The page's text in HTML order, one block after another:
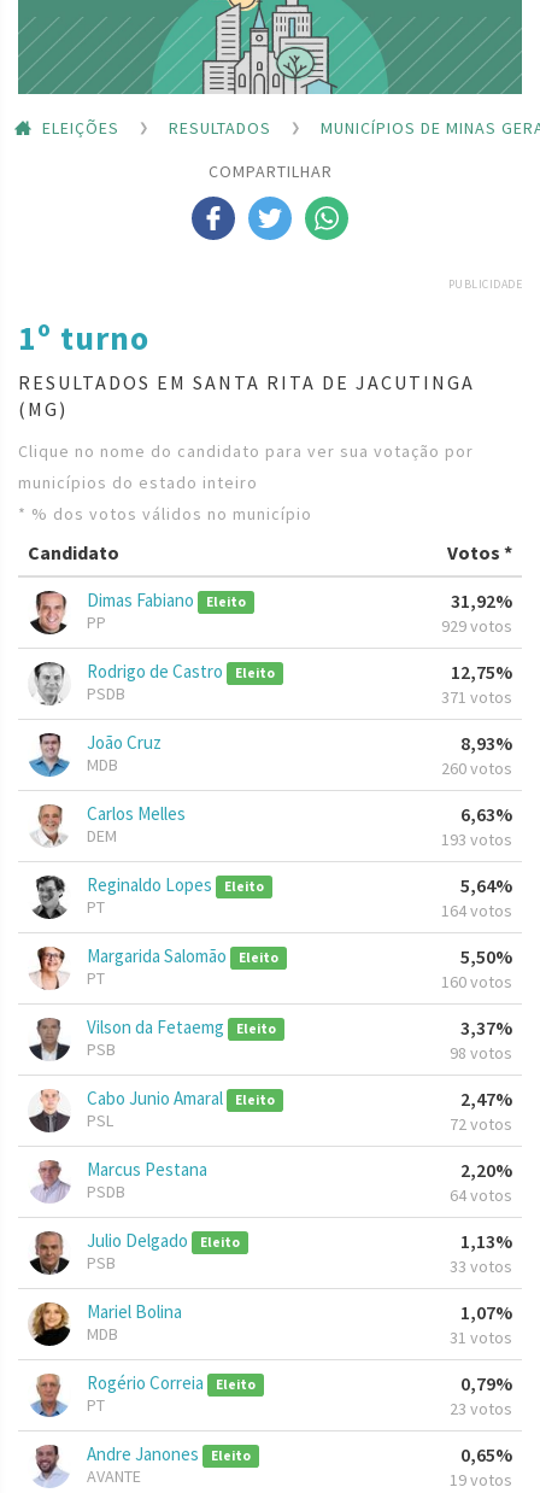
ELEIÇÕES RESULTADOS
MUNICÍPIOS DE MINAS
COMPARTILHAR
PUBLICIDADE
1º turno
RESULTADOS EM SANTA RITA DE JACUTINGA
(MG)
Clique no nome do candidato para ver sua votação por
municípios do estado inteiro
* % dos votos válidos no município
Candidato Votos *
Dimas Fabiano Eleito
PP
31,92%
929 votos
Rodrigo de Castro Eleito
PSDB
12,75%
371 votos
João Cruz
MDB
8,93%
260 votos
Carlos Melles
DEM
6,63%
193 votos
Reginaldo Lopes Eleito
PT
5,64%
164 votos
Margarida Salomão Eleito
PT
5,50%
160 votos
Vilson da Fetaemg Eleito
PSB
3,37%
98 votos
Cabo Junio Amaral Eleito
PSL
2,47%
72 votos
Marcus Pestana
PSDB
2,20%
64 votos
Julio Delgado Eleito
PSB
1,13%
33 votos
Mariel Bolina
MDB
1,07%
31 votos
Rogério Correia Eleito
PT
0,79%
23 votos
Andre Janones Eleito
AVANTE
0,65%
19 votos